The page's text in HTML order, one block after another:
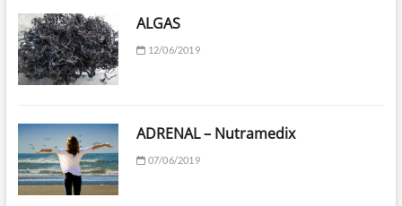
ALGAS
12/06/2019
ADRENAL – Nutramedix
07/06/2019